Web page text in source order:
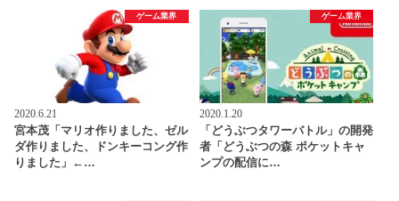
ゲーム業界
2020.6.21
宮本茂「マリオ作りました、ゼル
ダ作りました、ドンキーコング作
りました」←…
ゲーム業界
2020.1.20
「どうぶつタワーバトル」の開発
者「どうぶつの森 ポケットキャ
ンプの配信に…